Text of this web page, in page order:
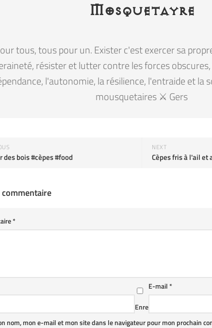
Mosquetayre
tous, tous pour un. Exister c'est exercer sa
résister et lutter contre les forces
l'autonomie, la résilience, l'entraide et la
mousquetaires ⚔️ Gers
NEXT
des bois #cèpes #food
commentaire
*
E-mail*
Enre
nom, mon e-mail et mon site dans le navigateur pour mon prochain